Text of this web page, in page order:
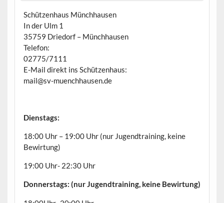
Schützenhaus Münchhausen
In der Ulm 1
35759 Driedorf – Münchhausen
Telefon:
02775/7111
E-Mail direkt ins Schützenhaus:
mail@sv-muenchhausen.de
Dienstags:
18:00 Uhr – 19:00 Uhr (nur Jugendtraining, keine
Bewirtung)
19:00 Uhr- 22:30 Uhr
Donnerstags: (nur Jugendtraining, keine Bewirtung)